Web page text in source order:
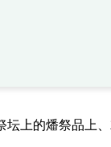
上的燔祭品上